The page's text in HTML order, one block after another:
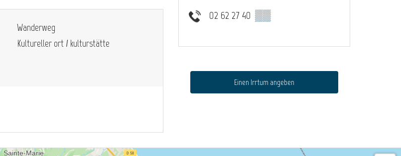
Wanderweg
Kultureller ort / kulturstätte
02 62 27 40 ▒▒
Einen Irrtum angeben